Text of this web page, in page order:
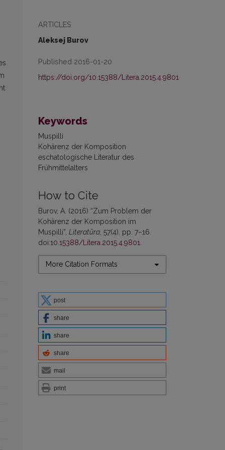
ARTICLES
Aleksej Burov
Published 2016-01-20
https://doi.org/10.15388/Litera.2015.4.9801
Keywords
Muspilli
Kohärenz der Komposition
eschatologische Literatur des
Frühmittelalters
How to Cite
Burov, A. (2016) “Zum Problem der
Kohärenz der Komposition im
Muspilli”, Literatūra , 57(4), pp. 7–16.
doi:10.15388/Litera.2015.4.9801
More Citation Formats
post
share
share
share
mail
print